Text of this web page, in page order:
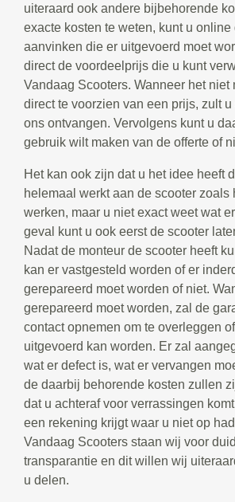
uiteraard ook andere bijbehorende
exacte kosten te weten, kunt u online
aanvinken die er uitgevoerd moet
direct de voordeelprijs die u kunt
Vandaag Scooters. Wanneer het niet
direct te voorzien van een prijs, zult u
ons ontvangen. Vervolgens kunt u
gebruik wilt maken van de offerte of
Het kan ook zijn dat u het idee heeft
helemaal werkt aan de scooter zoals
werken, maar u niet exact weet wat
geval kunt u ook eerst de scooter
Nadat de monteur de scooter heeft
kan er vastgesteld worden of er
gerepareerd moet worden of niet.
gerepareerd moet worden, zal de
contact opnemen om te overleggen
uitgevoerd kan worden. Er zal
wat er defect is, wat er vervangen
de daarbij behorende kosten zullen
dat u achteraf voor verrassingen
een rekening krijgt waar u niet op
Vandaag Scooters staan wij voor
transparantie en dit willen wij
u delen.